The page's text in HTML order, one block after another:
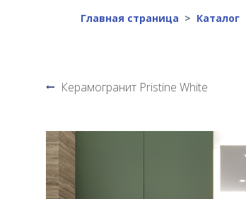
Главная страница Каталог
Керамогранит Pristine White